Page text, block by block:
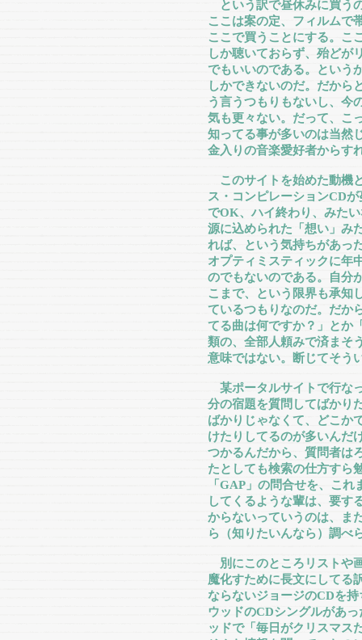
という訳で昼休みに買う
ここは案の定、フィルムで
ここで買うことにする。こ
しか聴いておらず、殆どが
でもいいのである。という
しかできないのだ。だから
う言うつもりもないし、今
気も更々ない。だって、こ
知ってる事が多いのは当然
金入りの音楽愛好者からす
このサイトを始めた動機
ス・コンピレーションCD
でOK、ハイ終わり、みた
源に込められた「想い」み
れば、という気持ちがあっ
オプティミスティックに年
のでもないのである。自分
こまで、という限界も承知
ているつもりなのだ。だか
てる曲は何ですか？」とか
類の、全部人頼みで済まそ
意味ではない。断じてそう
某ポータルサイトで行な
分の宿題を質問してばかり
ばかりじゃなくて、どこか
けたりしてるのが多いんだ
つかるんだから、質問者は
たとしても検索の仕方すら
「GAP」の問合せを、こ
してくるような輩は、要す
からないっていうのは、ま
ら（知りたいんなら）調べ
別にこのところリストや
魔化すために長文にしてる
ならないジョージのCDを
ウッドのCDシングルがあ
ッドで「毎日がクリスマス